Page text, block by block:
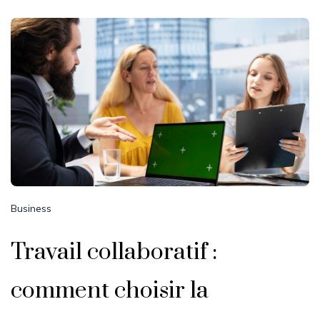
Business
Travail collaboratif :
comment choisir la